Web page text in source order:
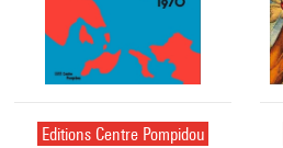
Editions Centre Pompidou